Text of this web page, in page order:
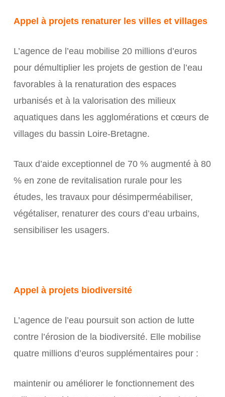
Appel à projets renaturer les villes et villages
L’agence de l’eau mobilise 20 millions d’euros
pour démultiplier les projets de gestion de l’eau
favorables à la renaturation des espaces
urbanisés et à la valorisation des milieux
aquatiques dans les agglomérations et cœurs de
villages du bassin Loire-Bretagne.
Taux d’aide exceptionnel de 70 % augmenté à 80
% en zone de revitalisation rurale pour les
études, les travaux pour désimperméabiliser,
végétaliser, renaturer des cours d’eau urbains,
sensibiliser les usagers.
Appel à projets biodiversité
L’agence de l’eau poursuit son action de lutte
contre l’érosion de la biodiversité. Elle mobilise
quatre millions d’euros supplémentaires pour :
maintenir ou améliorer le fonctionnement des